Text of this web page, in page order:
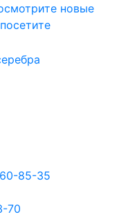
новые
85-35
70